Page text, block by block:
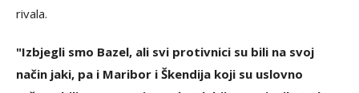
rivala.
"Izbjegli smo Bazel, ali svi protivnici su bili na svoj
način jaki, pa i Maribor i Škendija koji su uslovno